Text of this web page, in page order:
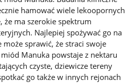
hamować wiele lekoopornych
że ma szerokie spektrum
Najlepiej spożywać go na
sprawić, że straci swoje
Manuka powstaje z nektaru
czyste, dziewicze tereny
go także w innych rejonach